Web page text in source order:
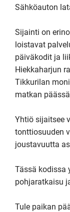
Sähköauton
Sijainti on
loistavat
päiväkodit ja
Hiekkaharjun
Tikkurilan
matkan
Yhtiö sijaitsee
tonttiosuuden
joustavuutta
Tässä kodissa
pohjaratkaisu
Tule paikan